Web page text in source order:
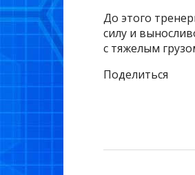
До этого
силу и
с тяжелым
Поделиться